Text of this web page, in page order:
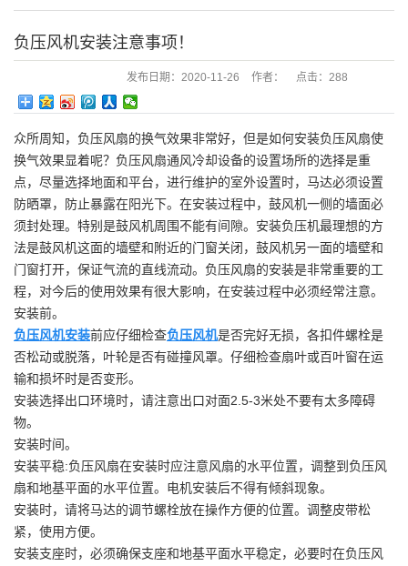
负压风机安装注意事项！
发布日期： 2020-11-26 作者： 点击： 288
众所周知，负压风扇的换气效果非常好，但是如何安装负压风扇使
换气效果显着呢？负压风扇通风冷却设备的设置场所的选择是重
点，尽量选择地面和平台，进行维护的室外设置时，马达必须设置
防晒罩，防止暴露在阳光下。在安装过程中，鼓风机一侧的墙面必
须封处理。特别是鼓风机周围不能有间隙。安装负压机最理想的方
法是鼓风机这面的墙壁和附近的门窗关闭，鼓风机另一面的墙壁和
门窗打开，保证气流的直线流动。负压风扇的安装是非常重要的工
程，对今后的使用效果有很大影响，在安装过程中必须经常注意。
安装前。
负压风机安装前应仔细检查负压风机是否完好无损，各扣件螺栓是
否松动或脱落，叶轮是否有碰撞风罩。仔细检查扇叶或百叶窗在运
输和损坏时是否变形。
安装选择出口环境时，请注意出口对面2.5-3米处不要有太多障碍
物。
安装时间。
安装平稳:负压风扇在安装时应注意风扇的水平位置，调整到负压风
扇和地基平面的水平位置。电机安装后不得有倾斜现象。
安装时，请将马达的调节螺栓放在操作方便的位置。调整皮带松
紧，使用方便。
安装支座时，必须确保支座和地基平面水平稳定，必要时在负压风